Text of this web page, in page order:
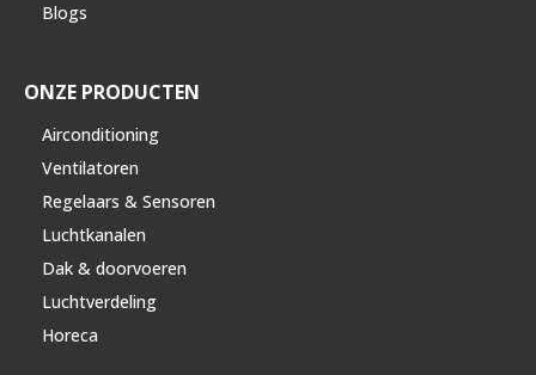
Blogs
ONZE PRODUCTEN
Airconditioning
Ventilatoren
Regelaars & Sensoren
Luchtkanalen
Dak & doorvoeren
Luchtverdeling
Horeca